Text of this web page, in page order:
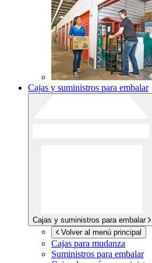
Cajas y suministros para embalar
Cajas y suministros para embalar
Volver al menú principal
Cajas para mudanza
Suministros para embalar